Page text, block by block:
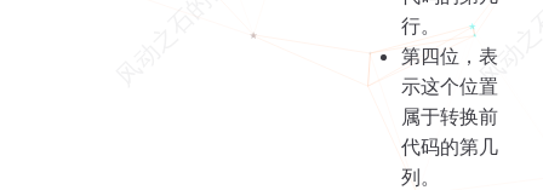
行。
第四位，表
示这个位置
属于转换前
代码的第几
列。